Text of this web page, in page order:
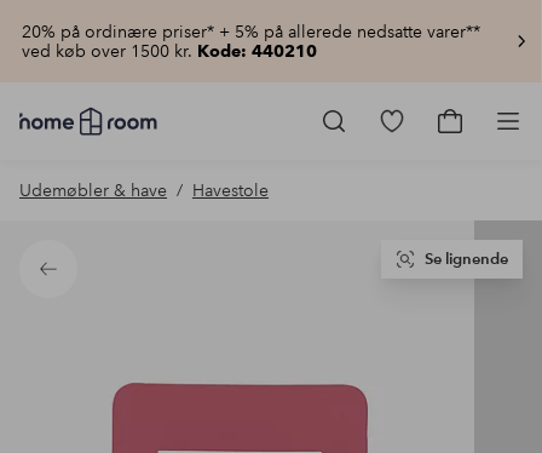
20% på ordinære priser* + 5% på allerede nedsatte varer**
ved køb over 1500 kr. Kode: 440210
Homeroom
–
hjemmet
pris
Gå
Gå
Udemøbler & have Havestole
Tilbage
Se lignende